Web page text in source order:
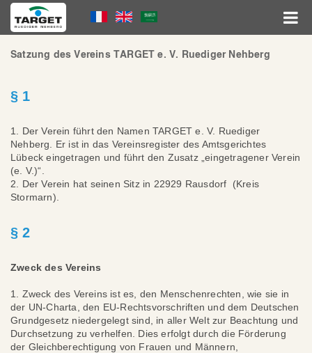
Direkt
zum
Inhalt
Language
Menu
Hauptnavigation
Satzung des Vereins TARGET e. V. Ruediger Nehberg
§ 1
1. Der Verein führt den Namen TARGET e. V. Ruediger
Nehberg. Er ist in das Vereinsregister des Amtsgerichtes
Lübeck eingetragen und führt den Zusatz „eingetragener Verein
(e. V.)“.
2. Der Verein hat seinen Sitz in 22929 Rausdorf (Kreis
Stormarn).
§ 2
Zweck des Vereins
1. Zweck des Vereins ist es, den Menschenrechten, wie sie in
der UN-Charta, den EU-Rechtsvorschriften und dem Deutschen
Grundgesetz niedergelegt sind, in aller Welt zur Beachtung und
Durchsetzung zu verhelfen. Dies erfolgt durch die Förderung
der Gleichberechtigung von Frauen und Männern,